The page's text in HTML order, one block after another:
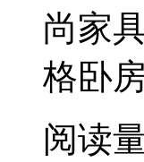
尚家
格卧
阅读